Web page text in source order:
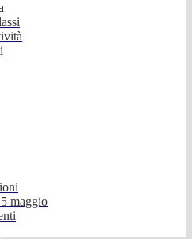
maggio